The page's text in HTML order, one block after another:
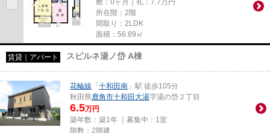
敷：0ヶ月｜礼：7.7万円
所在階：2階
間取り：2LDK
面積：56.89㎡
賃貸｜アパート スピルネ湯ノ岱 A棟
花輪線 「 十和田南 」駅 徒歩105分
秋田県鹿角市十和田大湯字湯の岱２丁目
6.5万円
築年数：築1年 ｜募集中： 1室
階数：2階建